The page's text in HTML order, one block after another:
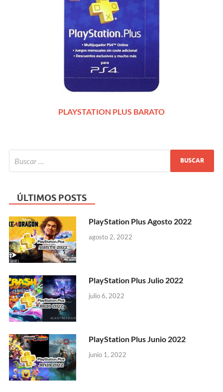
PLAYSTATION PLUS BARATO
ÚLTIMOS POSTS
PlayStation Plus Agosto 2022
agosto 2, 2022
PlayStation Plus Julio 2022
julio 6, 2022
PlayStation Plus Junio 2022
junio 1, 2022